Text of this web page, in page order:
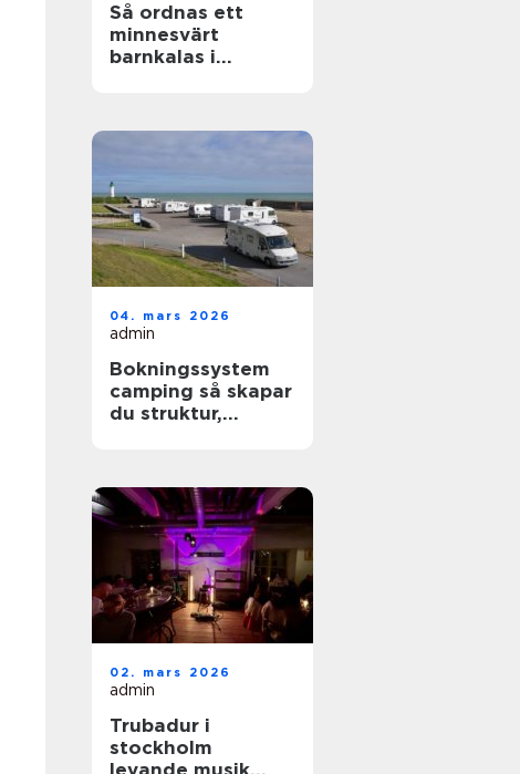
Så ordnas ett
minnesvärt
barnkalas i
04. mars 2026
admin
Bokningssystem
camping så skapar
du struktur,
02. mars 2026
admin
Trubadur i
stockholm
levande musik